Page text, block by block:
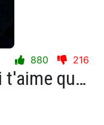
880 216
Un ami, c'est quelqu'un qui sait tout de toi, et qui t'aime quand mÃªme.